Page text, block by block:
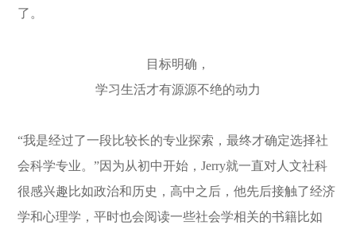
了。
目标明确，
学习生活才有源源不绝的动力
“我是经过了一段比较长的专业探索，最终才确定选择社
会科学专业。”因为从初中开始，Jerry就一直对人文社科
很感兴趣比如政治和历史，高中之后，他先后接触了经济
学和心理学，平时也会阅读一些社会学相关的书籍比如